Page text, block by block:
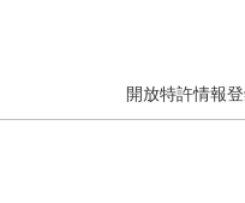
開放特許情報登